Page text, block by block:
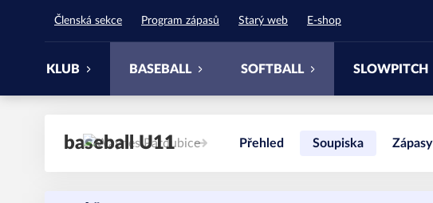
Členská sekce Program zápasů Starý web E-shop
KLUB BASEBALL SOFTBALL SLOWPITCH
baseball U11 Přehled Soupiska Zápasy